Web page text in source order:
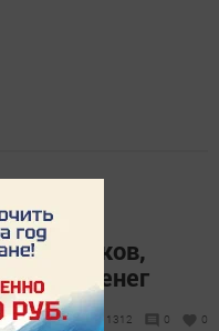
денег
1312 0 0